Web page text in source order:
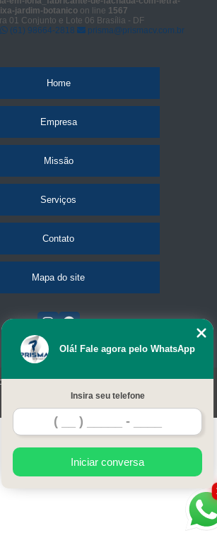
jardim-botanicoon line 1567
01 Conjunto e Lote 06 Brasília - DF
(61) 98664-2818 prisma@prismacv.com.br
Home
Empresa
Missão
Serviços
Contato
Mapa do site
Olá! Fale agora pelo WhatsApp
Insira seu telefone
Iniciar conversa
visual e eventos (Lei 9610 de 19/02/1998)